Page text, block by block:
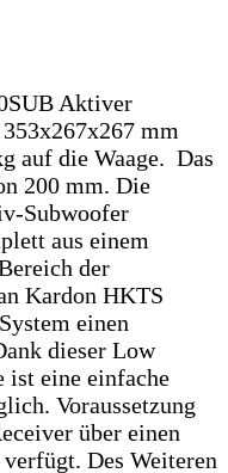
Aktiver
mm
auf die Waage. Das
200 mm. Die
Subwoofer
aus einem
der
Kardon HKTS
einen
dieser Low
ist eine einfache
Voraussetzung
über einen
Des Weiteren